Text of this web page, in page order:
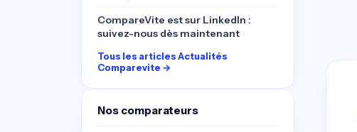
CompareVite est sur LinkedIn :
suivez-nous dès maintenant
Tous les articles Actualités
Comparevite →
Nos comparateurs